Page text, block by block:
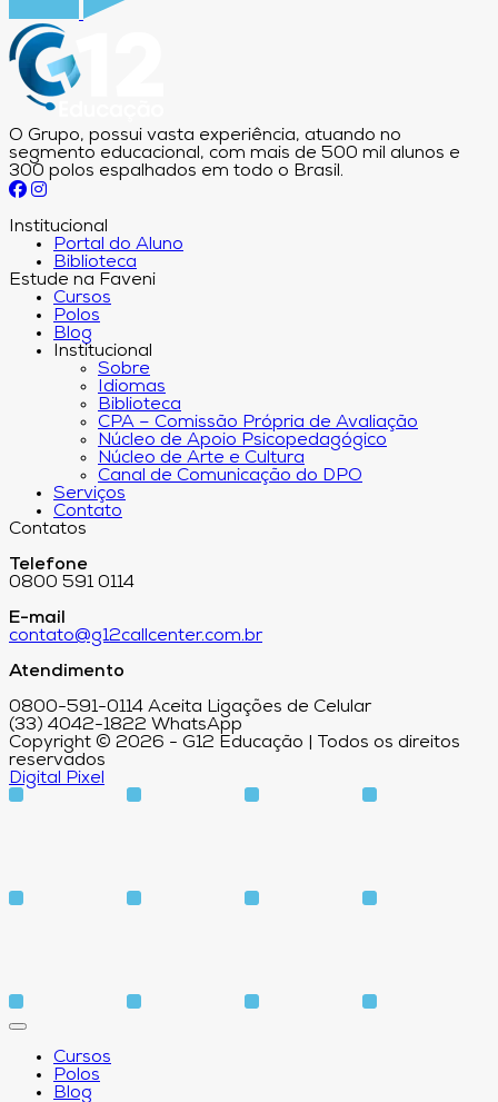
O Grupo, possui vasta experiência, atuando no
segmento educacional, com mais de 500 mil alunos e
300 polos espalhados em todo o Brasil.
Institucional
Portal do Aluno
Biblioteca
Estude na Faveni
Cursos
Polos
Blog
Institucional
Sobre
Idiomas
Biblioteca
CPA – Comissão Própria de Avaliação
Núcleo de Apoio Psicopedagógico
Núcleo de Arte e Cultura
Canal de Comunicação do DPO
Serviços
Contato
Contatos
Telefone
0800 591 0114
E-mail
contato@g12callcenter.com.br
Atendimento
0800-591-0114 Aceita Ligações de Celular
(33) 4042-1822 WhatsApp
Copyright © 2026 - G12 Educação | Todos os direitos
reservados
Digital Pixel
Cursos
Polos
Blog